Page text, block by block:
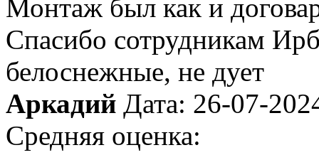
Монтаж был как и
Спасибо сотрудникам
белоснежные, не дует
Аркадий Дата: 26-07-
Средняя оценка: